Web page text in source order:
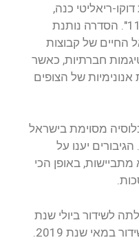
ריאליטי כנה,
למלמדת, ומרגשת מבית "כאן 11". הסדרה נותנת
החיים של קבוצות
חברתיות, כאשר
אנונימיות של הצופים
מסוימת בישראל
יענו על
באופן הכי
לשידור ביולי שנת